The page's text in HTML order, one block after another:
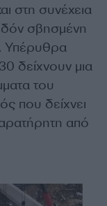
στη συνέχεια
σβησμένη
Υπέρυθρα
δείχνουν μια
του
που δείχνει
από